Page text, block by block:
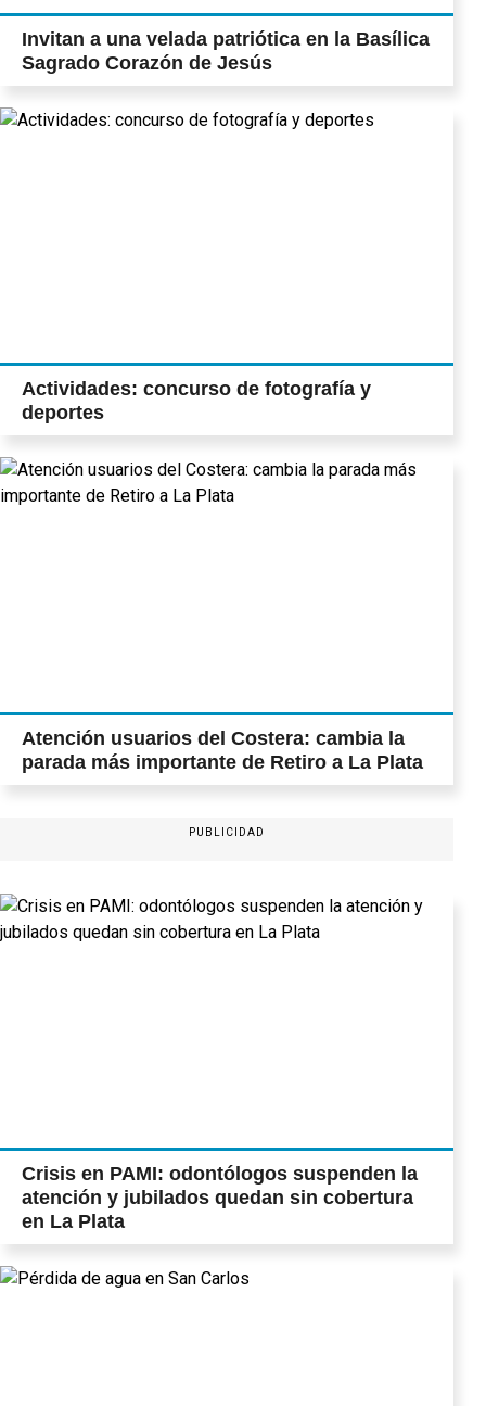
Invitan a una velada patriótica en la Basílica
Sagrado Corazón de Jesús
Actividades: concurso de fotografía y
deportes
Atención usuarios del Costera: cambia la
parada más importante de Retiro a La Plata
PUBLICIDAD
Crisis en PAMI: odontólogos suspenden la
atención y jubilados quedan sin cobertura
en La Plata